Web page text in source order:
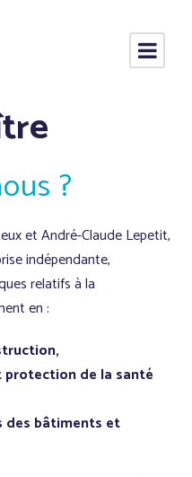
?
et André-Claude Lepetit,
indépendante,
relatifs à la
en :
de la santé
des bâtiments et